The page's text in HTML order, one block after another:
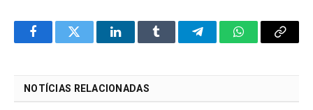
FacebookTwitter LinkedInTumblr TelegramWhatsApp
Copy
NOTÍCIAS RELACIONADAS